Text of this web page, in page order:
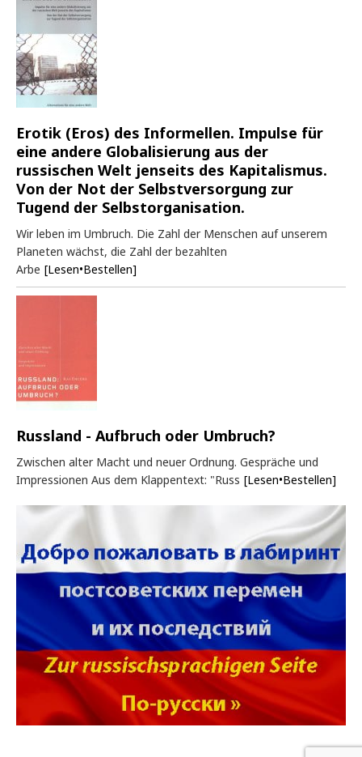
Erotik (Eros) des Informellen. Impulse für
eine andere Globalisierung aus der
russischen Welt jenseits des Kapitalismus.
Von der Not der Selbstversorgung zur
Tugend der Selbstorganisation.
Wir leben im Umbruch. Die Zahl der Menschen auf unserem
Planeten wächst, die Zahl der bezahlten
Arbe [Lesen•Bestellen]
Russland - Aufbruch oder Umbruch?
Zwischen alter Macht und neuer Ordnung. Gespräche und
Impressionen Aus dem Klappentext: "Russ [Lesen•Bestellen]